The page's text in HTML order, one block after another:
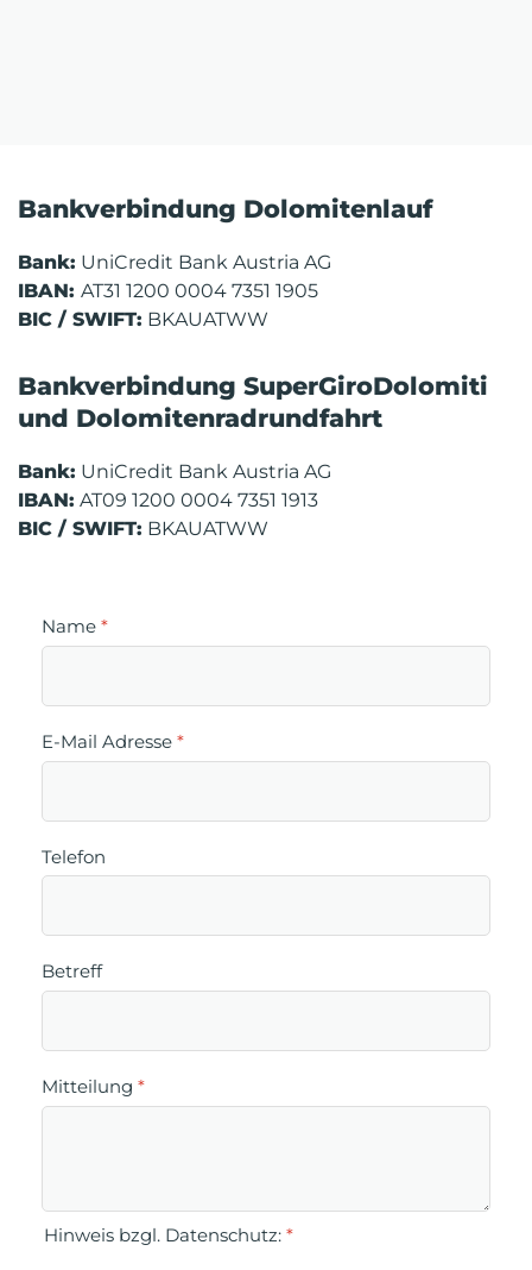
Bankverbindung Dolomitenlauf
Bank: UniCredit Bank Austria AG
IBAN: AT31 1200 0004 7351 1905
BIC / SWIFT: BKAUATWW
Bankverbindung SuperGiroDolomiti
und Dolomitenradrundfahrt
Bank: UniCredit Bank Austria AG
IBAN: AT09 1200 0004 7351 1913
BIC / SWIFT: BKAUATWW
Name *
E-Mail Adresse *
Telefon
Betreff
Mitteilung *
Hinweis bzgl. Datenschutz: *